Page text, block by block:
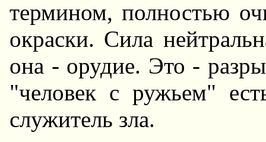
термином, полностью
окраски. Сила
она - орудие. Это -
"человек с ружьем"
служитель зла.